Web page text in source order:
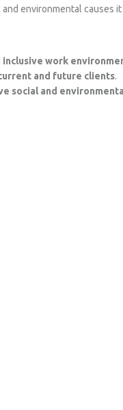
environmental causes
work
and future clients.
social and